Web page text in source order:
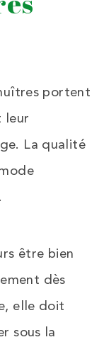
portent
leur
La qualité
être bien
dès
elle doit
sous la